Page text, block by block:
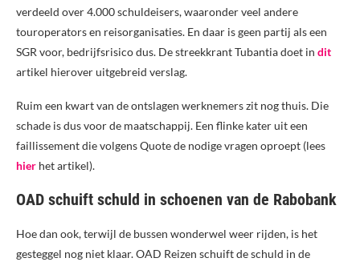
verdeeld over 4.000 schuldeisers, waaronder veel andere
touroperators en reisorganisaties. En daar is geen partij als een
SGR voor, bedrijfsrisico dus. De streekkrant Tubantia doet in dit
artikel hierover uitgebreid verslag.
Ruim een kwart van de ontslagen werknemers zit nog thuis. Die
schade is dus voor de maatschappij. Een flinke kater uit een
faillissement die volgens Quote de nodige vragen oproept (lees
hier het artikel).
OAD schuift schuld in schoenen van de Rabobank
Hoe dan ook, terwijl de bussen wonderwel weer rijden, is het
gesteggel nog niet klaar. OAD Reizen schuift de schuld in de